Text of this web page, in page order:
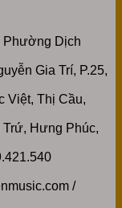
Phường Dịch
Gia Trí, P.25,
Việt, Thị Cầu,
Hưng Phúc,
/